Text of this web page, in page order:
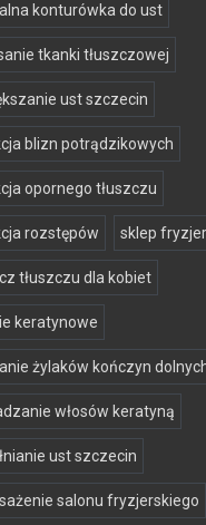
konturówka do ust
tkanki tłuszczowej
ust szczecin
blizn potrądzikowych
opornego tłuszczu
rozstępów sklep
tłuszczu dla kobiet
keratynowe
żylaków kończyn
włosów keratyną
ust szczecin
salonu fryzjerskiego